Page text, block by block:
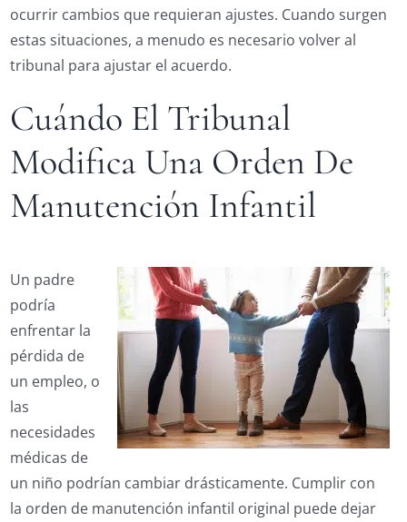
ocurrir cambios que requieran ajustes. Cuando surgen
estas situaciones, a menudo es necesario volver al
tribunal para ajustar el acuerdo.
Cuándo El Tribunal
Modifica Una Orden De
Manutención Infantil
Un padre
podría
enfrentar la
pérdida de
un empleo, o
las
necesidades
médicas de
un niño podrían cambiar drásticamente. Cumplir con
la orden de manutención infantil original puede dejar